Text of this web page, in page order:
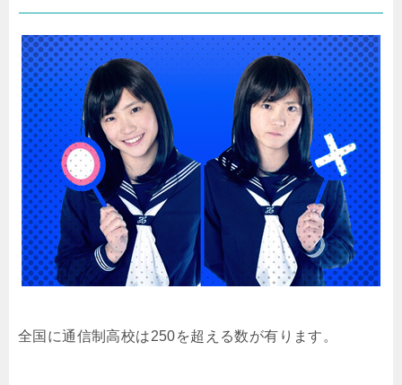
全国に通信制高校は250を超える数が有ります。